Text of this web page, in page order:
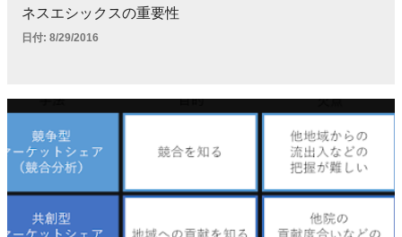
ネスエシックスの重要性
日付: 8/29/2016